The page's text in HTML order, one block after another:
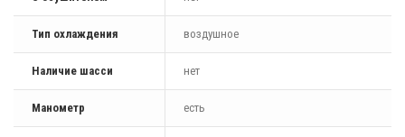
Тип охлаждения воздушное
Наличие шасси нет
Манометр есть